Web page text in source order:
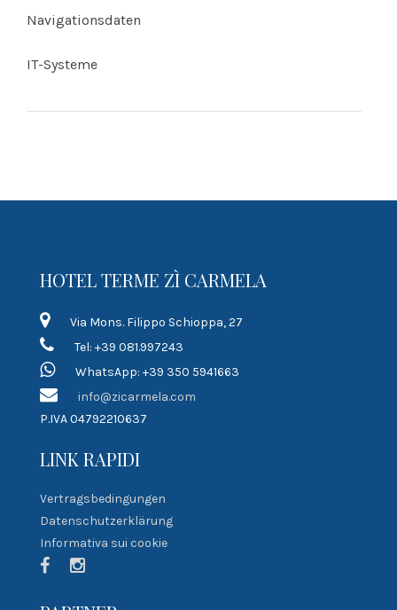
Navigationsdaten
IT-Systeme
HOTEL TERME ZÌ CARMELA
Via Mons. Filippo Schioppa, 27
Tel: +39 081.997243
WhatsApp: +39 350 5941663
info@zicarmela.com
P.IVA 04792210637
LINK RAPIDI
Vertragsbedingungen
Datenschutzerklärung
Informativa sui cookie